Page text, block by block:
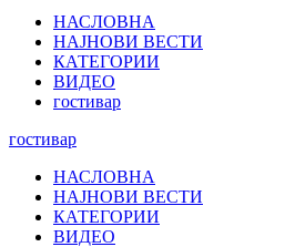
НАСЛОВНА
НАЈНОВИ ВЕСТИ
КАТЕГОРИИ
ВИДЕО
гостивар
гостивар
НАСЛОВНА
НАЈНОВИ ВЕСТИ
КАТЕГОРИИ
ВИДЕО